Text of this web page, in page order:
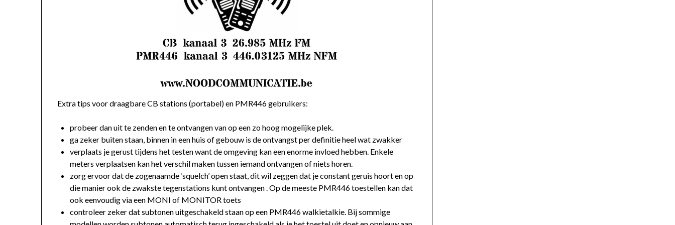
Extra tips voor draagbare CB stations (portabel) en PMR446 gebruikers:
probeer dan uit te zenden en te ontvangen van op een zo hoog mogelijke plek.
ga zeker buiten staan, binnen in een huis of gebouw is de ontvangst per definitie heel wat zwakker
verplaats je gerust tijdens het testen want de omgeving kan een enorme invloed hebben. Enkele
meters verplaatsen kan het verschil maken tussen iemand ontvangen of niets horen.
zorg ervoor dat de zogenaamde ‘squelch’ open staat, dit wil zeggen dat je constant geruis hoort en op
die manier ook de zwakste tegenstations kunt ontvangen . Op de meeste PMR446 toestellen kan dat
ook eenvoudig via een MONI of MONITOR toets
controleer zeker dat subtonen uitgeschakeld staan op een PMR446 walkietalkie. Bij sommige